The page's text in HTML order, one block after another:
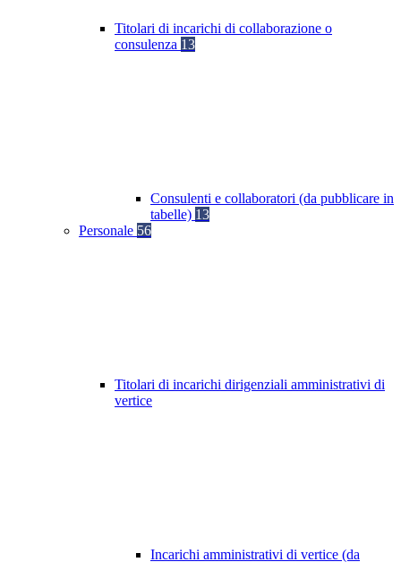
Titolari di incarichi di collaborazione o
consulenza 13
Consulenti e collaboratori (da pubblicare in
tabelle) 13
Personale 56
Titolari di incarichi dirigenziali amministrativi di
vertice
Incarichi amministrativi di vertice (da